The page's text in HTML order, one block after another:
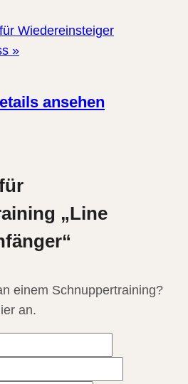
Wiedereinsteiger
»
ansehen
„Line
einem Schnuppertraining?
an.